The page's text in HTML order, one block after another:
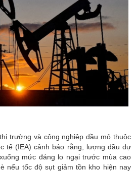
trường và công nghiệp dầu mỏ thuộc
tế (IEA) cảnh báo rằng, lượng dầu dự
mức đáng lo ngại trước mùa cao
nếu tốc độ sụt giảm tồn kho hiện nay